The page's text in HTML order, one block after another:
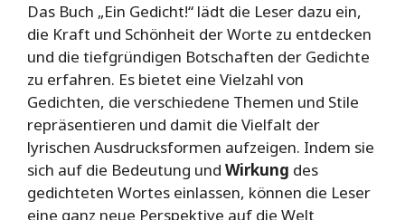
Das Buch „Ein Gedicht!“ lädt die Leser dazu ein,
die Kraft und Schönheit der Worte zu entdecken
und die tiefgründigen Botschaften der Gedichte
zu erfahren. Es bietet eine Vielzahl von
Gedichten, die verschiedene Themen und Stile
repräsentieren und damit die Vielfalt der
lyrischen Ausdrucksformen aufzeigen. Indem sie
sich auf die Bedeutung und Wirkung des
gedichteten Wortes einlassen, können die Leser
eine ganz neue Perspektive auf die Welt